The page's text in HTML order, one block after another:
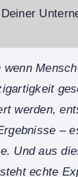
wenn
werden,
–
Und aus
echte